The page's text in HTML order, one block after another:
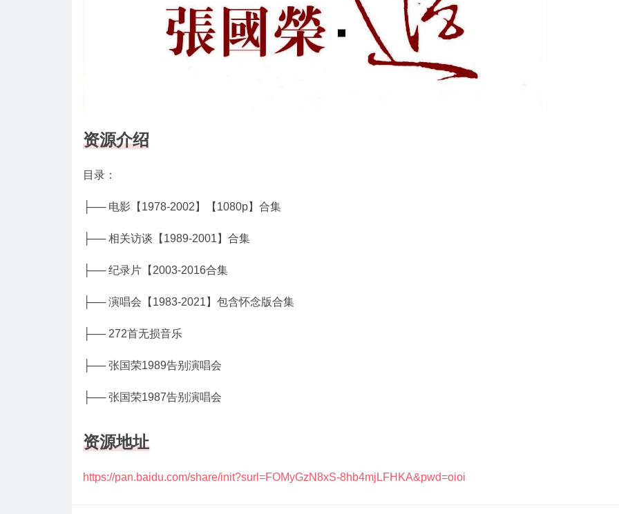
资源介绍
目录：
├── 电影【1978-2002】【1080p】合集
├── 相关访谈【1989-2001】合集
├── 纪录片【2003-2016合集
├── 演唱会【1983-2021】包含怀念版合集
├── 272首无损音乐
├── 张国荣1989告别演唱会
├── 张国荣1987告别演唱会
资源地址
https://pan.baidu.com/share/init?surl=FOMyGzN8xS-8hb4mjLFHKA&pwd=oioi